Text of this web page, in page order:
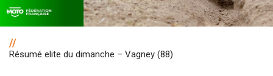
//
Résumé elite du dimanche – Vagney (88)